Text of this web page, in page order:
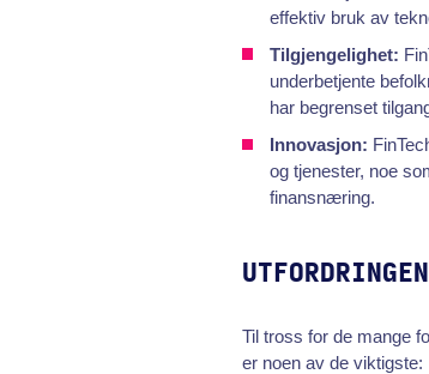
effektiv bruk av
Tilgjengelighet:
underbetjente
har begrenset
Innovasjon:
og tjenester, noe
finansnæring.
Til tross for de mange
er noen av de viktigste: